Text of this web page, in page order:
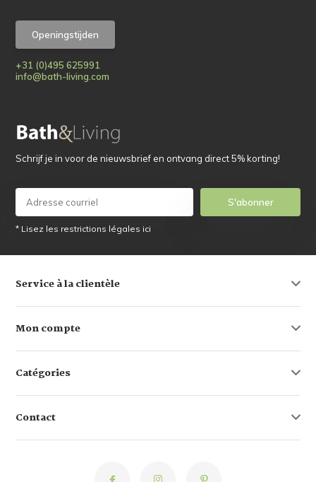
Openingstijden
+31 (0)495 625991
info@bath-living.com
Schrijf je in voor de nieuwsbrief en ontvang direct 5% korting!
S'abonner
* Lisez les restrictions légales ici
Service à la clientèle
Mon compte
Catégories
Contact